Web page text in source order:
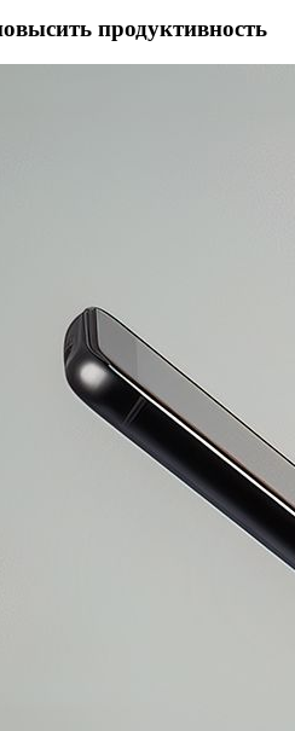
продуктивность